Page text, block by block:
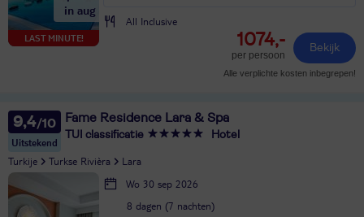
LAST MINUTE!
in aug
All Inclusive
1074,-
per persoon
Bekijk
Alle verplichte kosten inbegrepen!
9,4
Uitstekend
Fame Residence Lara & Spa
TUI classificatie Hotel
Turkije Turkse Rivièra Lara
Wo 30 sep 2026
8 dagen (7 nachten)